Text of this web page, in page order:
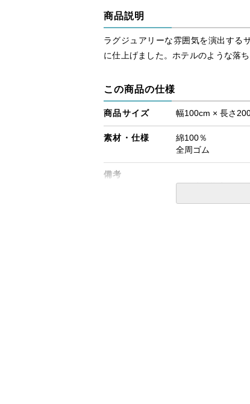
商品説明
ラグジュアリーな雰囲気を演出する
に仕上げました。ホテルのような落
この商品の仕様
商品サイズ 幅100cm × 長さ
素材・仕様
綿100％
全周ゴム
備考
・配達日指定ＯＫ！
※厚み25cmまでの